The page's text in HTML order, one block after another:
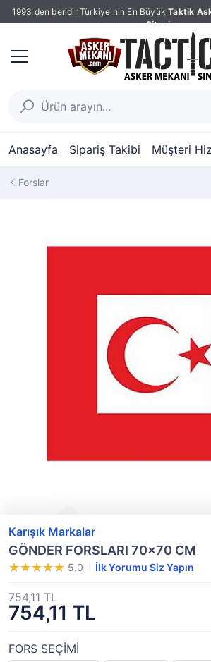
1993 den beridir Türkiye'nin En Büyük Taktik
Sitesi
Anasayfa Sipariş Takibi Müşteri
Forslar
Karışık Markalar
GÖNDER FORSLARI 70x70 CM
5.0 İlk Yorumu Siz Yapın
754,11 TL
754,11 TL
FORS SEÇİMİ